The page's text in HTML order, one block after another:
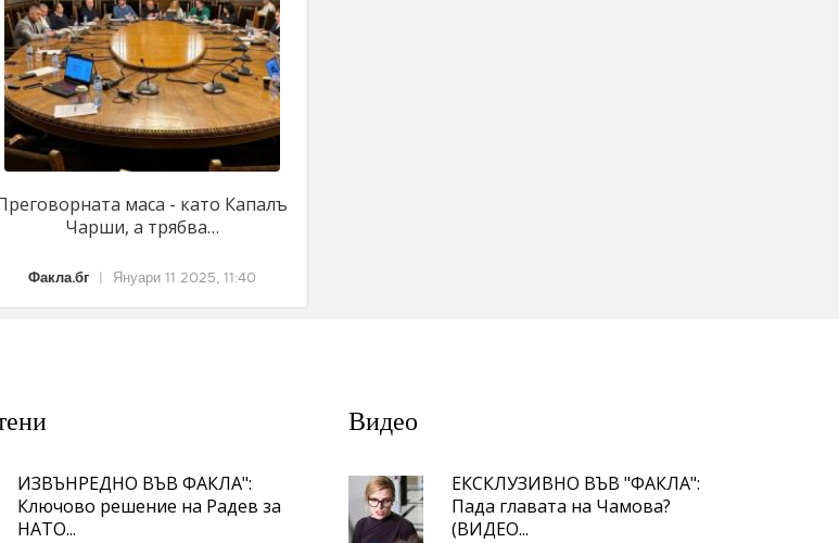
маса - като Капалъ
Чарши, а трябва…
Факла.бг Януари 11 2025, 11:40
ИЗВЪНРЕДНО ВЪВ ФАКЛА":
Ключово решение на Радев за
НАТО...
Видео
ЕКСКЛУЗИВНО ВЪВ "ФАКЛА":
Пада главата на Чамова?
(ВИДЕО...